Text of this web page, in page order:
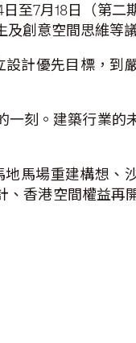
至7月18日（第二
創意空間思維等
計優先目標，到
一刻。建築行業的
馬場重建構想、
、香港空間權益再